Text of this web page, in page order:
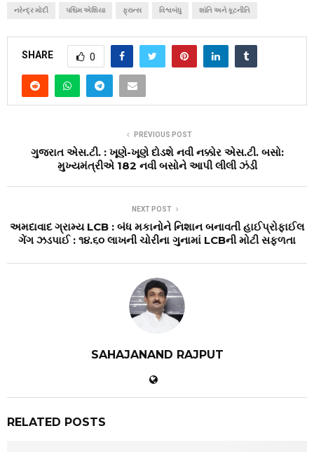
નરેન્દ્ર મોદી પશ્ચિમ એશિયા ફ્રાન્સ વિશ્વબંધુ શાંતિ અને કૂટનીતિ
SHARE 0
PREVIOUS POST
ગુજરાત એસ.ટી. : ખૂણે-ખૂણે દોડશે નવી નક્કોર એસ.ટી. બસો:
મુખ્યમંત્રીએ 182 નવી બસોને આપી લીલી ઝંડી
NEXT POST
અમદાવાદ ગ્રામ્ય LCB : બંધ મકાનોને નિશાન બનાવતી હાઈપ્રોફાઈલ
ગેંગ ઝડપાઈ : ૧૪.૬૦ લાખની ચોરીના ગુનામાં LCBની મોટી સફળતા
SAHAJANAND RAJPUT
RELATED POSTS